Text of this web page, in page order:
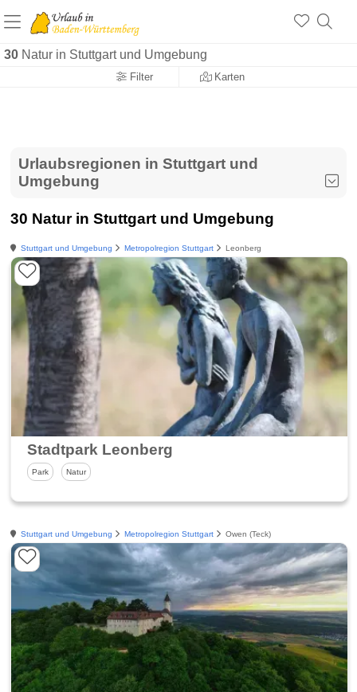
30 Natur in Stuttgart und Umgebung
Filter Karten
Urlaubsregionen in Stuttgart und
Umgebung
30 Natur in Stuttgart und Umgebung
Stuttgart und Umgebung Metropolregion Stuttgart Leonberg
Stadtpark Leonberg
Park Natur
Stuttgart und Umgebung Metropolregion Stuttgart Owen (Teck)